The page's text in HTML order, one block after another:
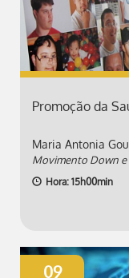
Promoção da
Maria Antonia
Movimento Down e
Hora: 15h00min
09